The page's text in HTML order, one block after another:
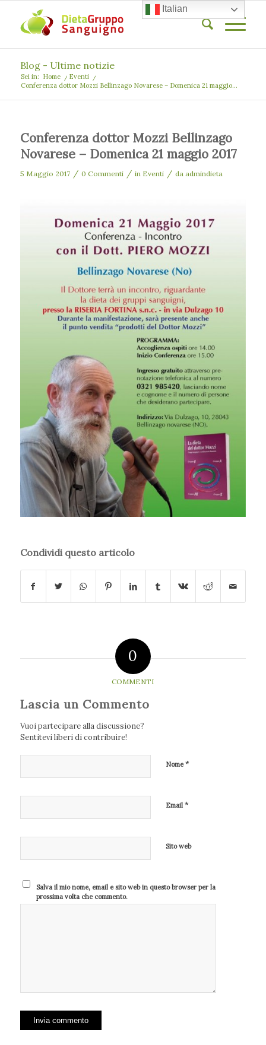
Blog - Ultime notizie
Sei in: Home / Eventi
/
Conferenza dottor Mozzi Bellinzago Novarese – Domenica 21 maggio...
Conferenza dottor Mozzi Bellinzago
Novarese – Domenica 21 maggio 2017
5 Maggio 2017 / 0 Commenti / in Eventi / da admindieta
Condividi questo articolo
0
COMMENTI
Lascia un Commento
Vuoi partecipare alla discussione?
Sentitevi liberi di contribuire!
Nome*
Email *
Sito web
Salva il mio nome, email e sito web in questo browser per la
prossima volta che commento.
Italian